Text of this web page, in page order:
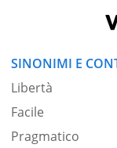
SINONIMI E
Libertà
Facile
Pragmatico